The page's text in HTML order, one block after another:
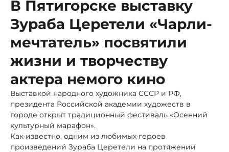
В Пятигорске выставку
Зураба Церетели «Чарли-
мечтатель» посвятили
жизни и творчеству
актера немого кино
Выставкой народного художника СССР и РФ,
президента Российской академии художеств в
городе открыт традиционный фестиваль «Осенний
культурный марафон».
Как известно, одним из любимых героев
произведений Зураба Церетели на протяжении